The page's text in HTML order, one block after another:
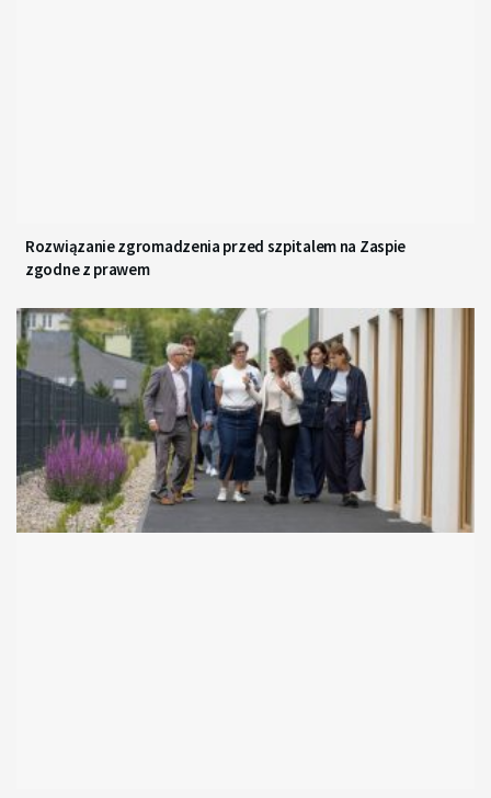
Rozwiązanie zgromadzenia przed szpitalem na Zaspie
zgodne z prawem